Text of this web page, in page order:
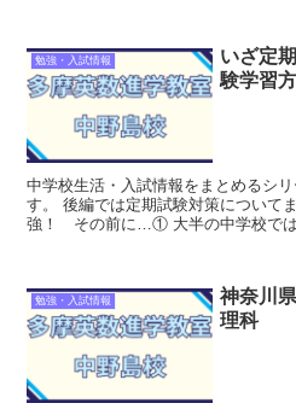
勉強・入試情報
いざ定
験学習
中学校生活・入試情報をまとめるシリーズ 今回は勉強方法
す。 後編では定期試験対策についてまとめました。 いざテスト勉
強！ その前に…① 大半の中学校では
勉強・入試情報
神奈川
理科